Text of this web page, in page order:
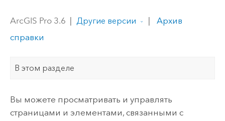
ArcGIS Pro 3.6 Другие версии
Архив
справки
В этом разделе
Вы можете просматривать и управлять
страницами и элементами, связанными с